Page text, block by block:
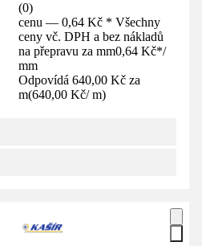
(0)
cenu — 0,64 Kč * Všechny
ceny vč. DPH a bez nákladů
na přepravu za mm0,64 Kč*/
mm
Odpovídá 640,00 Kč za
m(640,00 Kč/ m)